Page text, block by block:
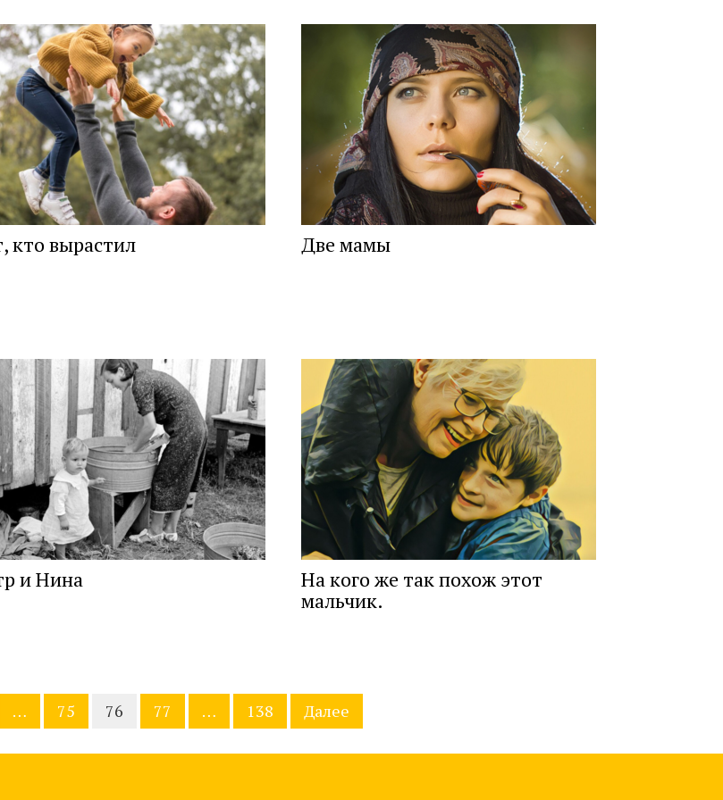
кто вырастил Две мамы
и Нина
На кого же так похож этот
мальчик.
… 75 76 77 … 138 Далее